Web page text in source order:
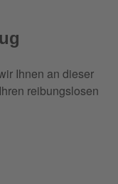
Ihnen an dieser
reibungslosen